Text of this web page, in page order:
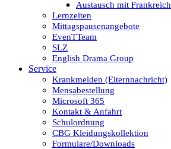
Austausch mit Frankreich
Lernzeiten
Mittagspausenangebote
EvenTTeam
SLZ
English Drama Group
Service
Krankmelden (Elternnachricht)
Mensabestellung
Microsoft 365
Kontakt & Anfahrt
Schulordnung
CBG Kleidungskollektion
Formulare/Downloads